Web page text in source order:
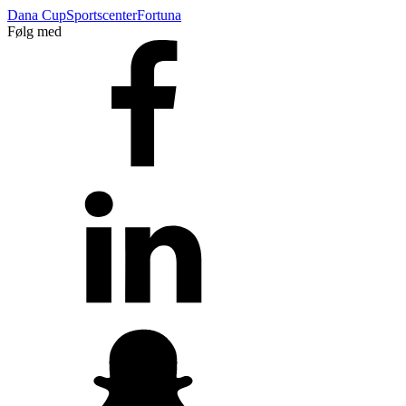
Dana CupSportscenterFortuna
Følg med